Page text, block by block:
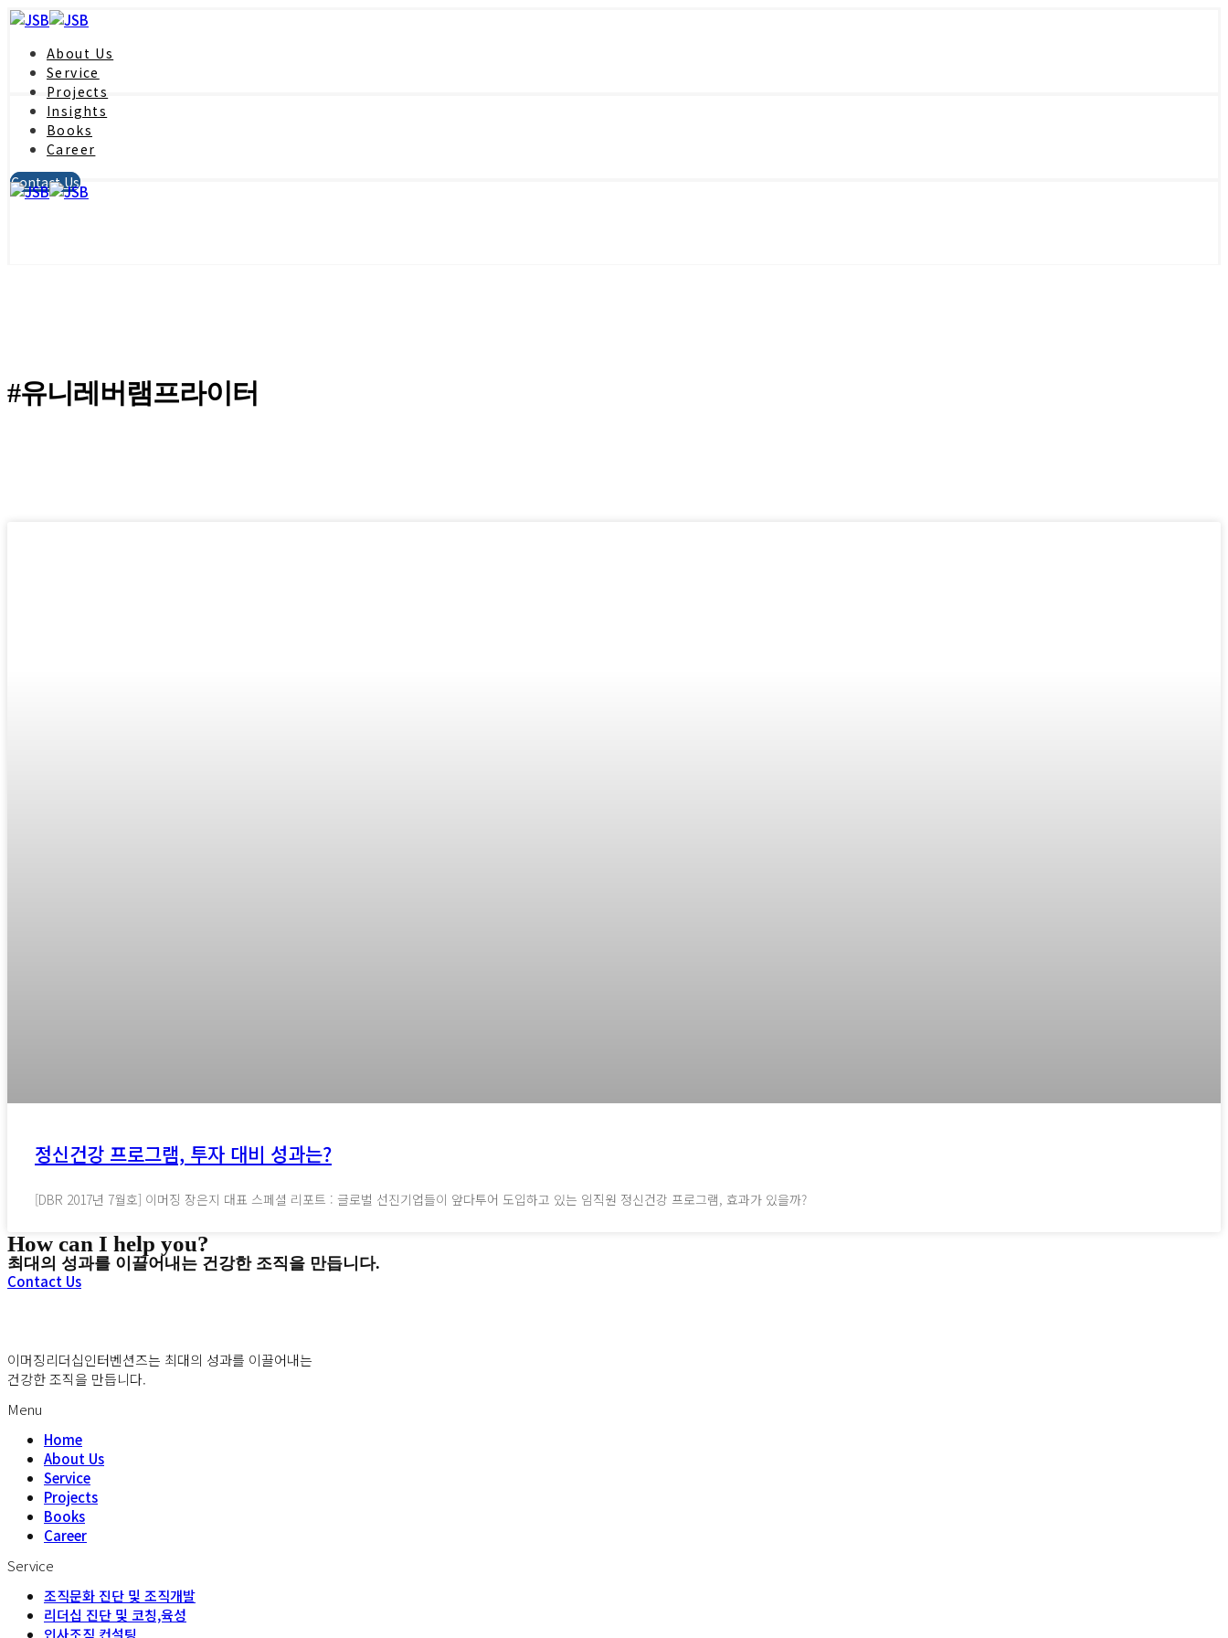
About Us
Service
Projects
Insights
Books
Career
Contact Us
#유니레버램프라이터
정신건강 프로그램, 투자 대비 성과는?
[DBR 2017년 7월호] 이머징 장은지 대표 스페셜 리포트 : 글로벌 선진기업들이 앞다투어 도입하고 있는 임직원 정신건강 프로그램, 효과가 있을까?
How can I help you?
최대의 성과를 이끌어내는 건강한 조직을 만듭니다.
Contact Us
이머징리더십인터벤션즈는 최대의 성과를 이끌어내는
건강한 조직을 만듭니다.
Menu
Home
About Us
Service
Projects
Books
Career
Service
조직문화 진단 및 조직개발
리더십 진단 및 코칭,육성
인사조직 컨설팅